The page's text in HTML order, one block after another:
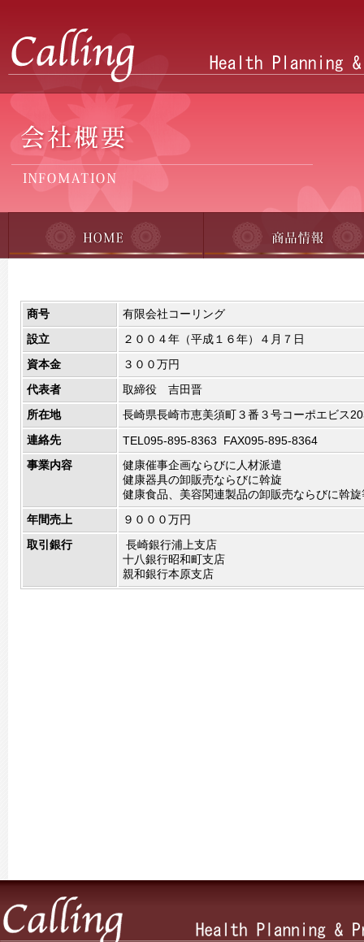
商号
有限会社コーリング
設立
２００４年（平成１６年）４月７日
資本金
３００万円
代表者
取締役 吉田晋
所在地
長崎県長崎市恵美須町３番３号コーポエビス
連絡先
TEL095-895-8363 FAX095-895-8364
事業内容
健康催事企画ならびに人材派遣
健康器具の卸販売ならびに斡旋
健康食品、美容関連製品の卸販売ならびに斡旋
年間売上
９０００万円
取引銀行
長崎銀行浦上支店
十八銀行昭和町支店
親和銀行本原支店